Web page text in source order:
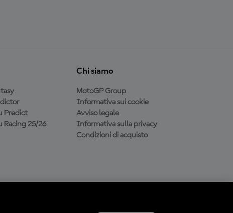
Predict
Racing 25/26
Chi siamo
MotoGP Group
Informativa sui cookie
Avviso legale
Informativa sulla privacy
Condizioni di acquisto